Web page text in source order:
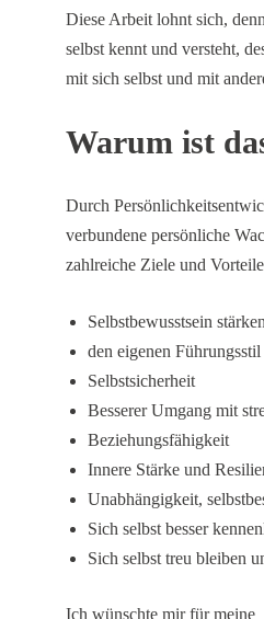
Diese Arbeit lohnt sich,
selbst kennt und versteht,
mit sich selbst und mit
Warum ist
Durch
verbundene persönliche
zahlreiche Ziele und
Selbstbewusstsein stärken
den eigenen
Selbstsicherheit
Besserer Umgang mit
Beziehungsfähigkeit
Innere Stärke und
Unabhängigkeit,
Sich selbst besser
Sich selbst treu bleiben
Ich wünschte mir für meine